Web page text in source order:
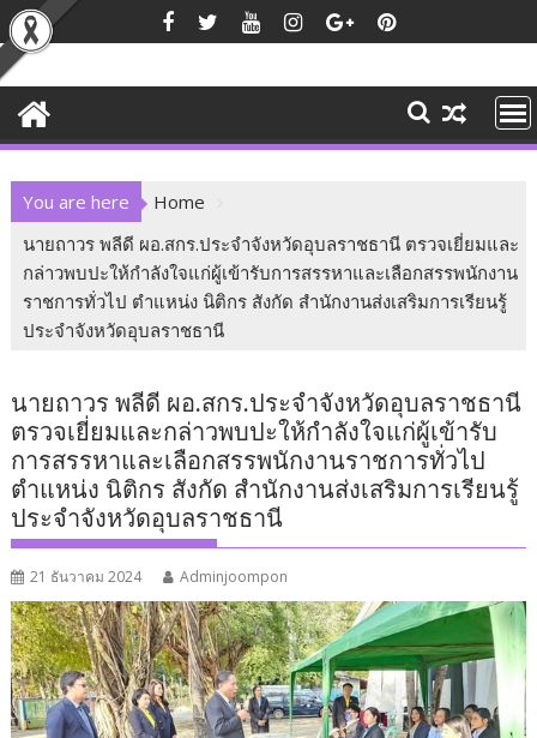
Skip
to
content
You are here
Home
นายถาวร พลีดี ผอ.สกร.ประจำจังหวัดอุบลราชธานี ตรวจเยี่ยมและ
กล่าวพบปะให้กำลังใจแก่ผู้เข้ารับการสรรหาและเลือกสรรพนักงาน
ราชการทั่วไป ตำแหน่ง นิติกร สังกัด สำนักงานส่งเสริมการเรียนรู้
ประจำจังหวัดอุบลราชธานี
นายถาวร พลีดี ผอ.สกร.ประจำจังหวัดอุบลราชธานี
ตรวจเยี่ยมและกล่าวพบปะให้กำลังใจแก่ผู้เข้ารับ
การสรรหาและเลือกสรรพนักงานราชการทั่วไป
ตำแหน่ง นิติกร สังกัด สำนักงานส่งเสริมการเรียนรู้
ประจำจังหวัดอุบลราชธานี
21 ธันวาคม 2024 Adminjoompon